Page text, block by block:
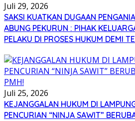
Juli 29, 2026
SAKSI KUATKAN DUGAAN
ABUNG PEKURUN : PIHAK
PELAKU DI PROSES HUKUM DEMI
Juli 25, 2026
KEJANGGALAN HUKUM DI
PENCURIAN “NINJA SAWIT”